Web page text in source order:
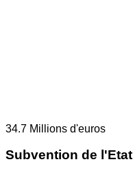
34.7 Millions d'euros
Subvention de l'Etat